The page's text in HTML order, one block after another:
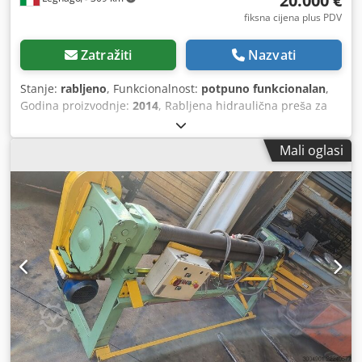
fiksna cijena plus PDV
Zatražiti Nazvati
Stanje: rabljeno, Funkcionalnost: potpuno funkcionalan,
Godina proizvodnje: 2014, Rabljena hidraulična preša za
savijanje 150 t, SAHMATO AP1520-150. Dksdozh Em Aopfx
Ap Ajr
Mali oglasi